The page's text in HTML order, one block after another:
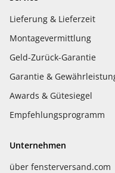
Lieferung & Lieferzeit
Montagevermittlung
Geld-Zurück-Garantie
Garantie &
Awards & Gütesiegel
Empfehlungsprogramm
Unternehmen
über fensterversand.com